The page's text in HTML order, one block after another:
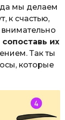
мы делаем
к счастью,
внимательно
сопоставь их
Так ты
которые